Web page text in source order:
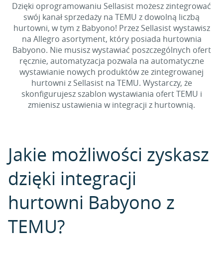
Dzięki oprogramowaniu Sellasist możesz zintegrować
swój kanał sprzedaży na TEMU z dowolną liczbą
hurtowni, w tym z Babyono! Przez Sellasist wystawisz
na Allegro asortyment, który posiada hurtownia
Babyono. Nie musisz wystawiać poszczególnych ofert
ręcznie, automatyzacja pozwala na automatyczne
wystawianie nowych produktów ze zintegrowanej
hurtowni z Sellasist na TEMU. Wystarczy, że
skonfigurujesz szablon wystawiania ofert TEMU i
zmienisz ustawienia w integracji z hurtownią.
Jakie możliwości zyskasz
dzięki integracji
hurtowni Babyono z
TEMU?